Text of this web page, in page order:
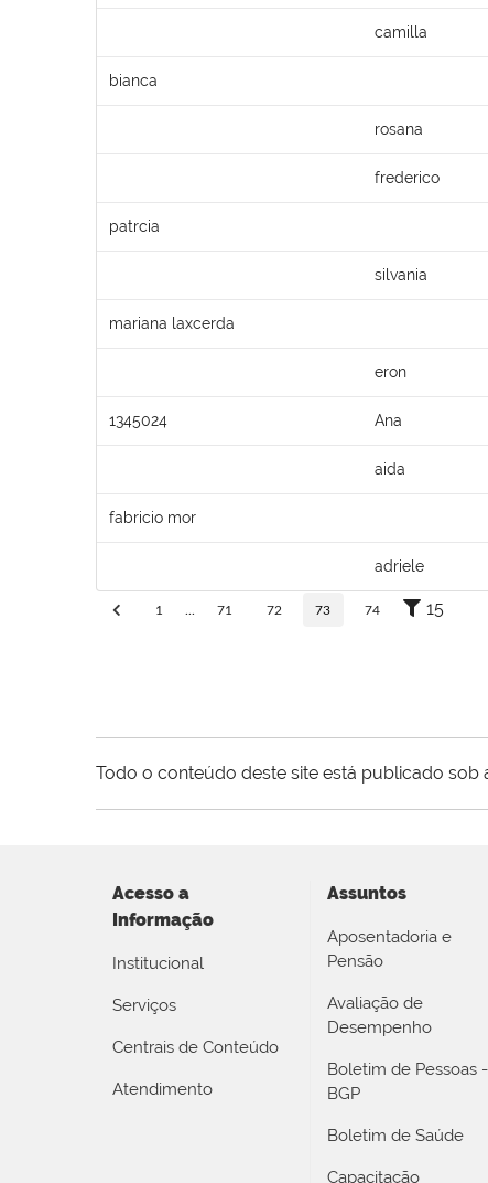
camilla
bianca
rosana
frederico
patrcia
silvania
mariana laxcerda
eron
1345024 Ana
aida
fabricio mor
adriele
1 71 72 73 74 15
Todo o conteúdo deste site está publicado sob
Acesso a
Informação
Institucional
Serviços
Centrais de Conteúdo
Atendimento
Assuntos
Aposentadoria e
Pensão
Avaliação de
Desempenho
Boletim de Pessoas -
BGP
Boletim de Saúde
Capacitação